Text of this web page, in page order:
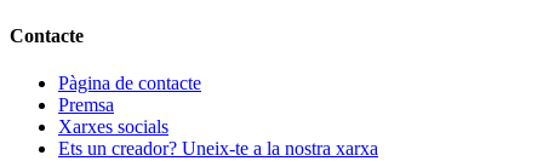
Contacte
Pàgina de contacte
Premsa
Xarxes socials
Ets un creador? Uneix-te a la nostra xarxa